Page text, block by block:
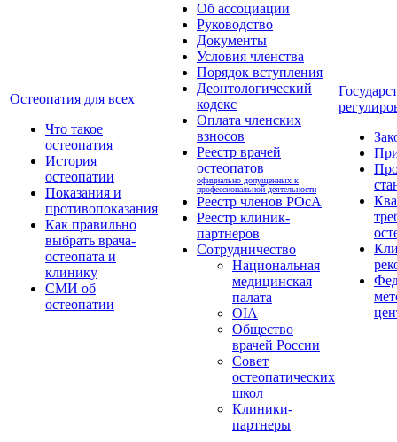
Остеопатия для всех
Что такое
остеопатия
История
остеопатии
Показания и
противопоказания
Как правильно
выбрать врача-
остеопата и
клинику
СМИ об
остеопатии
Об ассоциации
Руководство
Документы
Условия членства
Порядок вступления
Деонтологический
кодекс
Оплата членских
взносов
Реестр врачей
остеопатов
официально допущенных к
профессиональной деятельности
Реестр членов РОсА
Реестр клиник-
партнеров
Сотрудничество
Национальная
медицинская
палата
OIA
Общество
врачей России
Совет
остеопатических
школ
Клиники-
партнеры